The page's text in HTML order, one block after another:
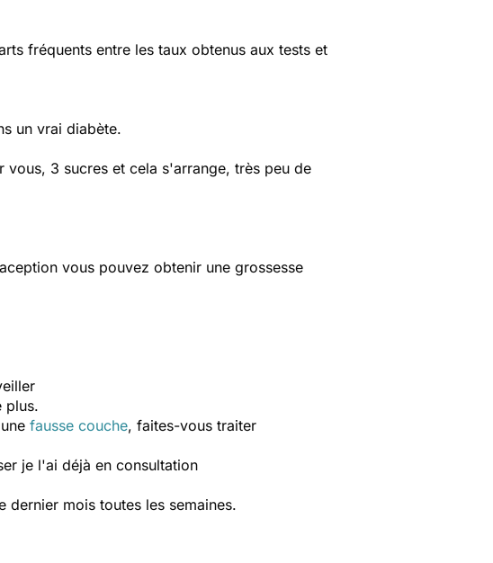
fréquents entre les taux obtenus aux tests et
un vrai diabète.
3 sucres et cela s'arrange, très peu de
vous pouvez obtenir une grossesse
plus.
fausse couche, faites-vous traiter
je l'ai déjà en consultation
dernier mois toutes les semaines.